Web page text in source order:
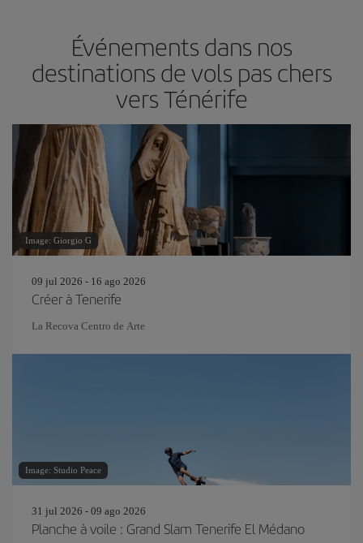
Événements dans nos
destinations de vols pas chers
vers Ténérife
Image: Giorgio G
09 jul 2026 - 16 ago 2026
Créer à Tenerife
La Recova Centro de Arte
Image: Studio Peace
31 jul 2026 - 09 ago 2026
Planche à voile : Grand Slam Tenerife El Médano